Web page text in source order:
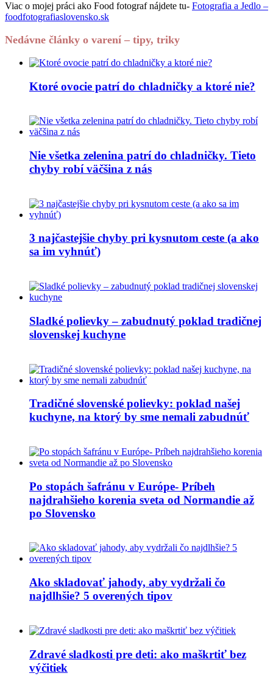
Viac o mojej práci ako Food fotograf nájdete tu- Fotografia a Jedlo –
foodfotografiaslovensko.sk
Nedávne články o varení – tipy, triky
Ktoré ovocie patrí do chladničky a ktoré nie?
Nie všetka zelenina patrí do chladničky. Tieto
chyby robí väčšina z nás
3 najčastejšie chyby pri kysnutom ceste (a ako
sa im vyhnúť)
Sladké polievky – zabudnutý poklad tradičnej
slovenskej kuchyne
Tradičné slovenské polievky: poklad našej
kuchyne, na ktorý by sme nemali zabudnúť
Po stopách šafránu v Európe- Príbeh
najdrahšieho korenia sveta od Normandie až
po Slovensko
Ako skladovať jahody, aby vydržali čo
najdlhšie? 5 overených tipov
Zdravé sladkosti pre deti: ako maškrtiť bez
výčitiek